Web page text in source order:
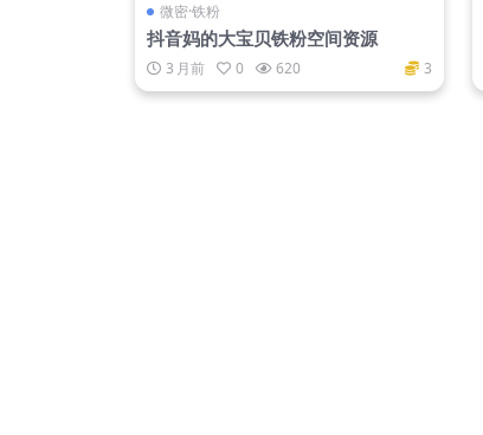
微密·铁粉
抖音妈的大宝贝铁粉空间资源
3 月前 0 620 3